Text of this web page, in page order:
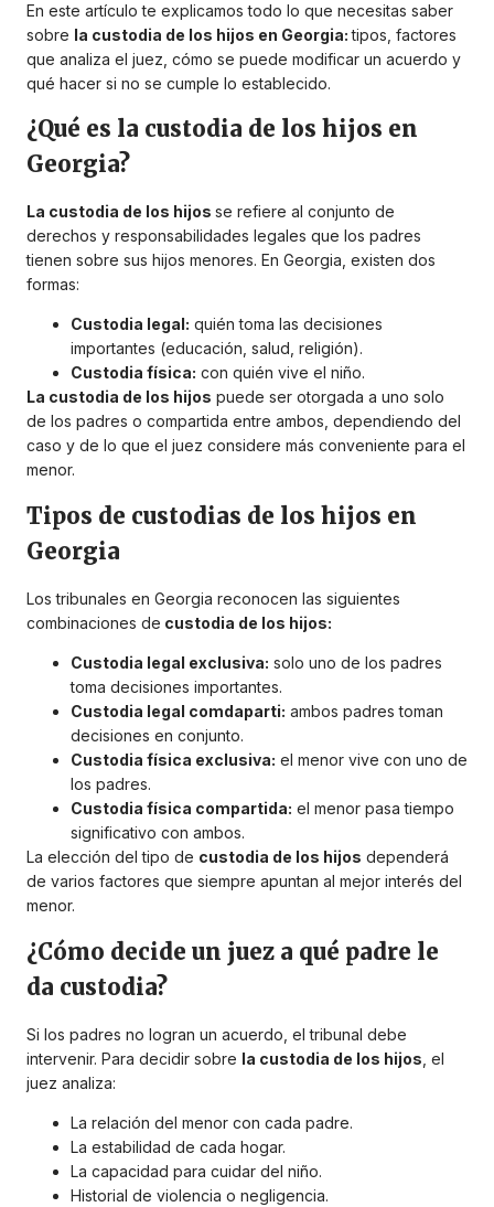
En este artículo te explicamos todo lo que necesitas saber
sobre la custodia de los hijos en Georgia:tipos, factores
que analiza el juez, cómo se puede modificar un acuerdo y
qué hacer si no se cumple lo establecido.
¿Qué es la custodia de los hijos en
Georgia?
La custodia de los hijos se refiere al conjunto de
derechos y responsabilidades legales que los padres
tienen sobre sus hijos menores. En Georgia, existen dos
formas:
Custodia legal: quién toma las decisiones
importantes (educación, salud, religión).
Custodia física: con quién vive el niño.
La custodia de los hijos puede ser otorgada a uno solo
de los padres o compartida entre ambos, dependiendo del
caso y de lo que el juez considere más conveniente para el
menor.
Tipos de custodias de los hijos en
Georgia
Los tribunales en Georgia reconocen las siguientes
combinaciones de custodia de los hijos:
Custodia legal exclusiva: solo uno de los padres
toma decisiones importantes.
Custodia legal comdaparti: ambos padres toman
decisiones en conjunto.
Custodia física exclusiva: el menor vive con uno de
los padres.
Custodia física compartida: el menor pasa tiempo
significativo con ambos.
La elección del tipo de custodia de los hijos dependerá
de varios factores que siempre apuntan al mejor interés del
menor.
¿Cómo decide un juez a qué padre le
da custodia?
Si los padres no logran un acuerdo, el tribunal debe
intervenir. Para decidir sobre la custodia de los hijos , el
juez analiza:
La relación del menor con cada padre.
La estabilidad de cada hogar.
La capacidad para cuidar del niño.
Historial de violencia o negligencia.